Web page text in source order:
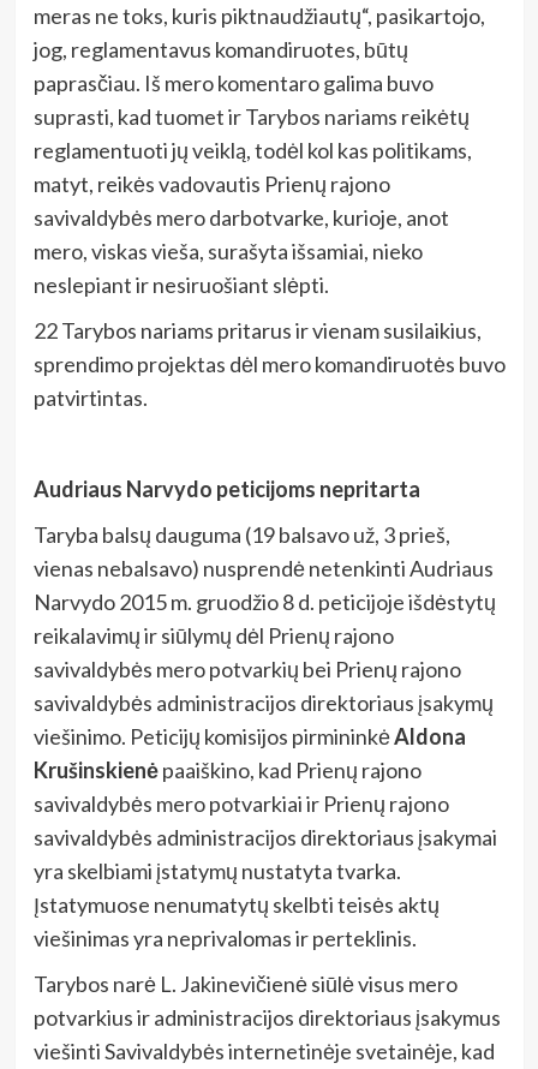
meras ne toks, kuris piktnaudžiautų“, pasikartojo,
jog, reglamentavus komandiruotes, būtų
paprasčiau. Iš mero komentaro galima buvo
suprasti, kad tuomet ir Tarybos nariams reikėtų
reglamentuoti jų veiklą, todėl kol kas politikams,
matyt, reikės vadovautis Prienų rajono
savivaldybės mero darbotvarke, kurioje, anot
mero, viskas vieša, surašyta išsamiai, nieko
neslepiant ir nesiruošiant slėpti.
22 Tarybos nariams pritarus ir vienam susilaikius,
sprendimo projektas dėl mero komandiruotės buvo
patvirtintas.
Audriaus Narvydo peticijoms nepritarta
Taryba balsų dauguma (19 balsavo už, 3 prieš,
vienas nebalsavo) nusprendė netenkinti Audriaus
Narvydo 2015 m. gruodžio 8 d. peticijoje išdėstytų
reikalavimų ir siūlymų dėl Prienų rajono
savivaldybės mero potvarkių bei Prienų rajono
savivaldybės administracijos direktoriaus įsakymų
viešinimo. Peticijų komisijos pirmininkėAldona
Krušinskienėpaaiškino, kad Prienų rajono
savivaldybės mero potvarkiai ir Prienų rajono
savivaldybės administracijos direktoriaus įsakymai
yra skelbiami įstatymų nustatyta tvarka.
Įstatymuose nenumatytų skelbti teisės aktų
viešinimas yra neprivalomas ir perteklinis.
Tarybos narė L. Jakinevičienė siūlė visus mero
potvarkius ir administracijos direktoriaus įsakymus
viešinti Savivaldybės internetinėje svetainėje, kad